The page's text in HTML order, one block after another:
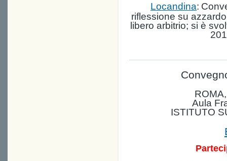
Locandina:
riflessione su
libero arbitrio; si è
Aula
ISTITUTO